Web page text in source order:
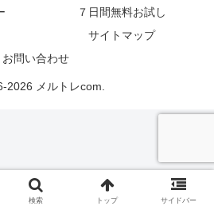
７日間無料お試し
サイトマップ
お問い合わせ
2026 メルトレcom.
検索 トップ サイドバー